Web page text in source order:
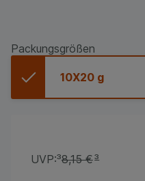
Packungsgrößen
10X20 g
UVP:³8,15 €³